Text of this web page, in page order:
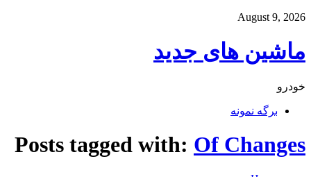
August 9, 2026
ماشین های جدید
خودرو
برگه نمونه
Posts tagged with: Of Changes